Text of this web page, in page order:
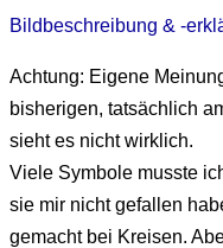
Bildbeschreibung & -
Achtung: Eigene
bisherigen, tatsächlich
sieht es nicht wirklich.
Viele Symbole musste
sie mir nicht gefallen
gemacht bei Kreisen.